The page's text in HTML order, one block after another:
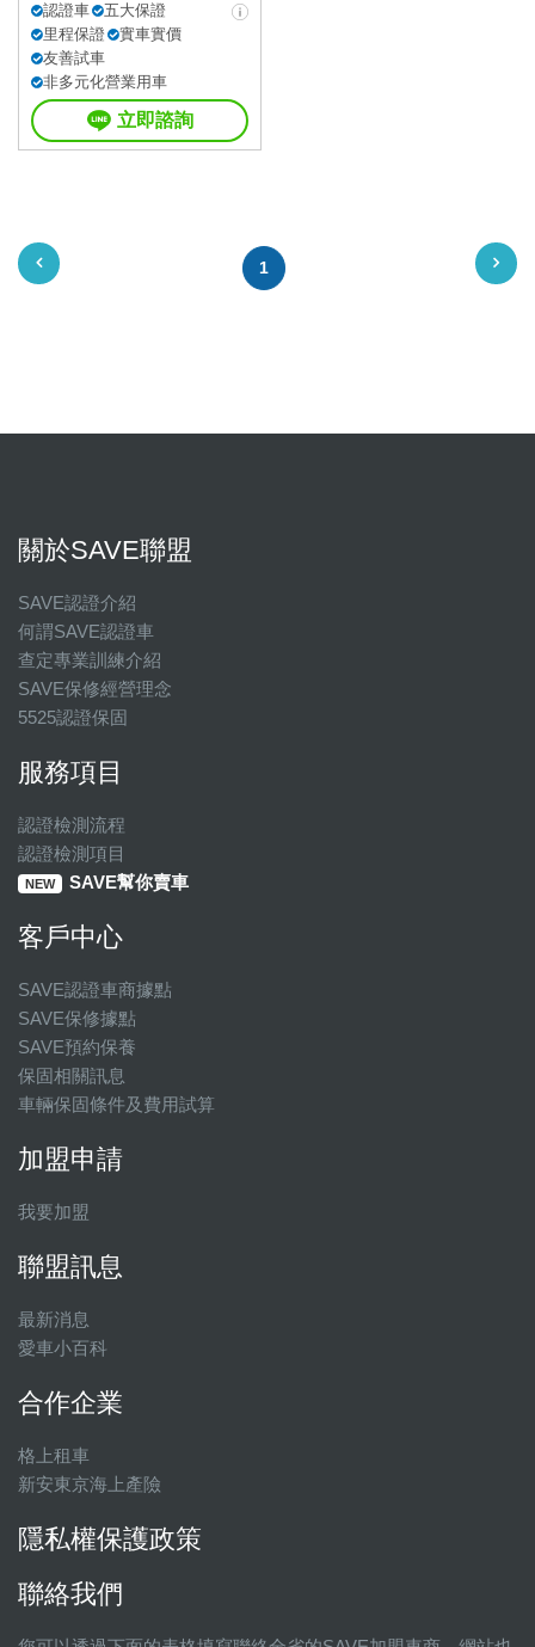
認證車
五大保證
里程保證
實車實價
友善試車
非多元化營業用車
立即諮詢
1
關於SAVE聯盟
SAVE認證介紹
何謂SAVE認證車
查定專業訓練介紹
SAVE保修經營理念
5525認證保固
服務項目
認證檢測流程
認證檢測項目
NEW SAVE幫你賣車
客戶中心
SAVE認證車商據點
SAVE保修據點
SAVE預約保養
保固相關訊息
車輛保固條件及費用試算
加盟申請
我要加盟
聯盟訊息
最新消息
愛車小百科
合作企業
格上租車
新安東京海上產險
隱私權保護政策
聯絡我們